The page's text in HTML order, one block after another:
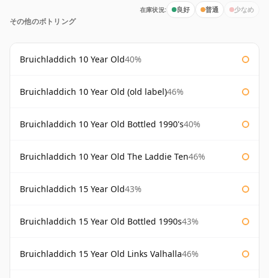
在庫状況: 良好 普通 少なめ
その他のボトリング
Bruichladdich 10 Year Old40%
Bruichladdich 10 Year Old (old label)46%
Bruichladdich 10 Year Old Bottled 1990's40%
Bruichladdich 10 Year Old The Laddie Ten46%
Bruichladdich 15 Year Old43%
Bruichladdich 15 Year Old Bottled 1990s43%
Bruichladdich 15 Year Old Links Valhalla46%